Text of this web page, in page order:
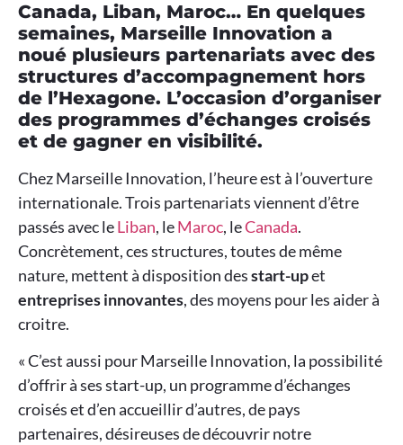
Canada, Liban, Maroc… En quelques
semaines, Marseille Innovation a
noué plusieurs partenariats avec des
structures d’accompagnement hors
de l’Hexagone. L’occasion d’organiser
des programmes d’échanges croisés
et de gagner en visibilité.
Chez Marseille Innovation, l’heure est à l’ouverture
internationale. Trois partenariats viennent d’être
passés avec leLiban, leMaroc, leCanada.
Concrètement, ces structures, toutes de même
nature, mettent à disposition desstart-upet
entreprises innovantes, des moyens pour les aider à
croitre.
« C’est aussi pour Marseille Innovation, la possibilité
d’offrir à ses start-up, un programme d’échanges
croisés et d’en accueillir d’autres, de pays
partenaires, désireuses de découvrir notre